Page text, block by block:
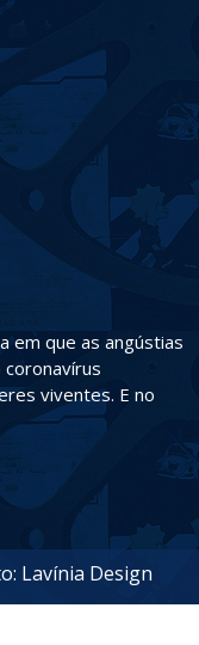
em que as angústias
viventes. E no
Lavínia Design